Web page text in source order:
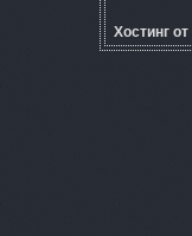
Хостинг от